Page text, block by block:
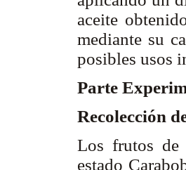
aceite
mediante su
posibles usos
Parte
Recolección
Los frutos de
estado